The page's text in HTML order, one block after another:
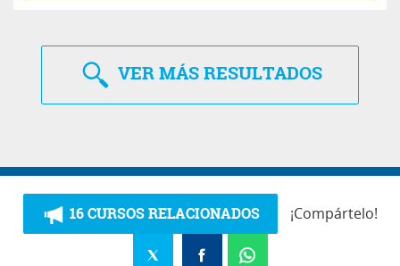
VERMÁS RESULTADOS
16 CURSOS RELACIONADOS ¡Compártelo!